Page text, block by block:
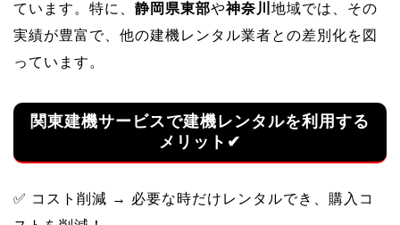
ています。特に、 静岡県東部や神奈川 地域では、その
実績が豊富で、他の建機レンタル業者との差別化を図
っています。
関東建機サービスで建機レンタルを利用する
メリット✔
✅ コスト削減 → 必要な時だけレンタルでき、購入コ